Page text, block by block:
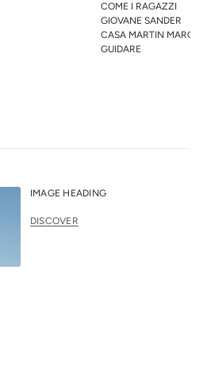
COME I RAGAZZI
GIOVANE SANDER
CASA MARTIN
GUIDARE
IMAGE HEADING
DISCOVER